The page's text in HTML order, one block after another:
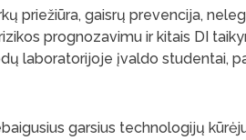
priežiūra, gaisrų prevencija,
prognozavimu ir kitais DI
laboratorijoje įvaldo studentai,
garsius technologijų